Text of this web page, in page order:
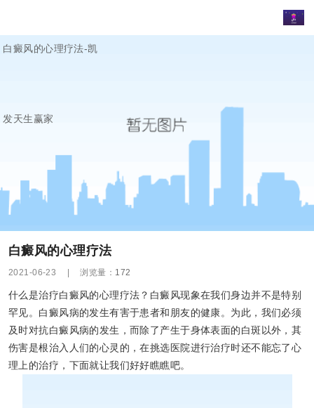
白癜风的心理疗法-凯
发天生赢家
白癜风的心理疗法
2021-06-23 浏览量： 172
什么是治疗白癜风的心理疗法？白癜风现象在我们身边并不是特别
罕见。白癜风病的发生有害于患者和朋友的健康。为此，我们必须
及时对抗白癜风病的发生，而除了产生于身体表面的白斑以外，其
伤害是根治入人们的心灵的，在挑选医院进行治疗时还不能忘了心
理上的治疗，下面就让我们好好瞧瞧吧。